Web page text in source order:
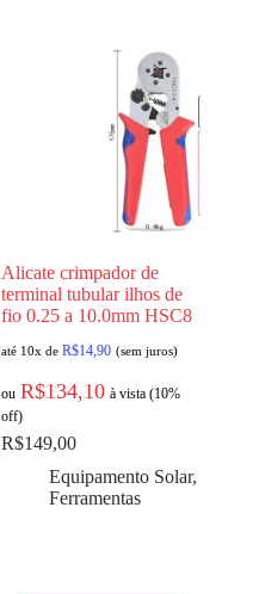
Alicate crimpador de
terminal tubular ilhos de
fio 0.25 a 10.0mm HSC8
até 10x deR$14,90 (sem juros)
ou R$134,10 à vista (10%
off)
R$149,00
Equipamento Solar,
Ferramentas